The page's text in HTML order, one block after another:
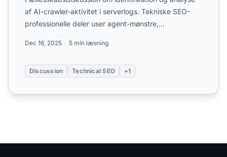
af AI-crawler-aktivitet i serverlogs. Tekniske SEO-
professionelle deler user agent-mønstre,
Dec 16, 2025 5 min læsning
Discussion Technical SEO +1